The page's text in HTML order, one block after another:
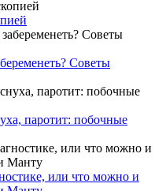
Советы
паротит: побочные
или что можно и